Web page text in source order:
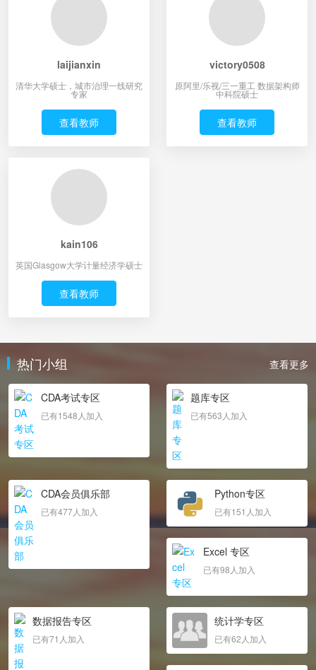
laijianxin
清华大学硕士，城市治理一线研究
专家
查看教师
victory0508
原阿里/乐视/三一重工 数据架构师
中科院硕士
查看教师
kain106
英国Glasgow大学计量经济学硕士
查看教师
热门小组 查看更多
CDA考试专区
已有1548人加入
题库专区
已有563人加入
CDA会员俱乐部
已有477人加入
Python专区
已有151人加入
Excel 专区
已有98人加入
数据报告专区
已有71人加入
统计学专区
已有62人加入